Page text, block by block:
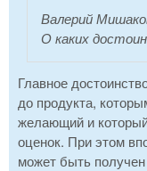
Валерий
О каких
Главное
до продукта,
желающий и
оценок. При этом
может быть